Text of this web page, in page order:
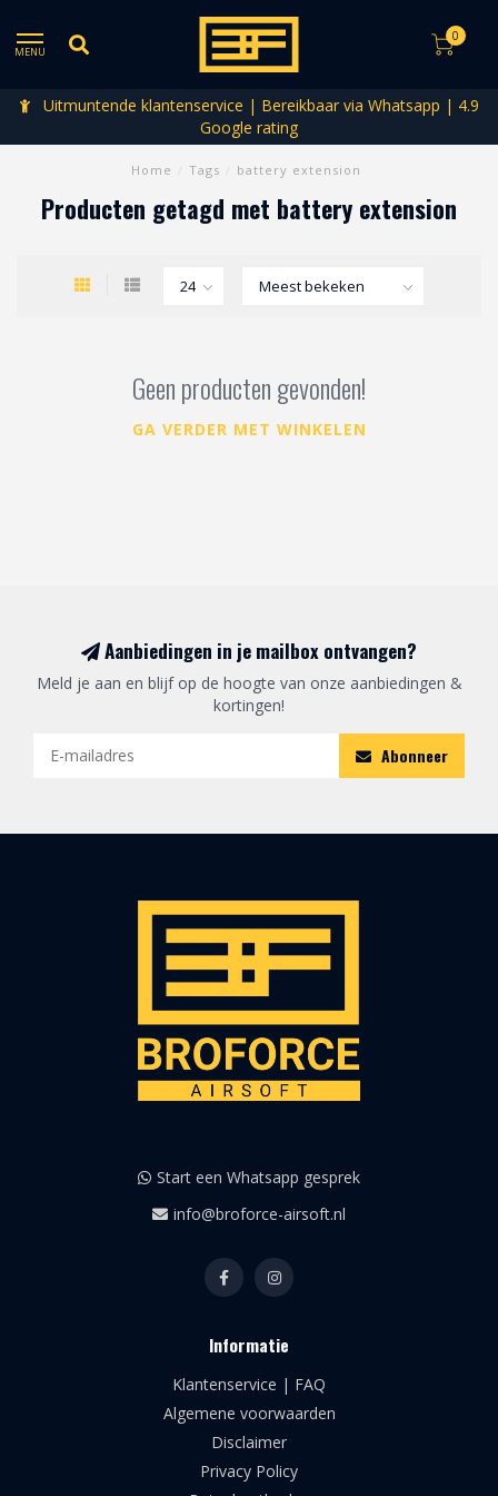
MENU
0
Uitmuntende klantenservice | Bereikbaar via Whatsapp | 4.9
Google rating
Home Tags battery extension
Producten getagd met battery extension
Geen producten gevonden!
GA VERDER MET WINKELEN
Aanbiedingen in je mailbox ontvangen?
Meld je aan en blijf op de hoogte van onze aanbiedingen &
kortingen!
Abonneer
Start een Whatsapp gesprek
info@broforce-airsoft.nl
Informatie
Klantenservice | FAQ
Algemene voorwaarden
Disclaimer
Privacy Policy